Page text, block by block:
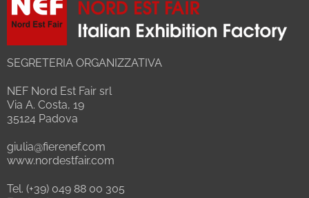
SEGRETERIA ORGANIZZATIVA
NEF Nord Est Fair srl
Via A. Costa, 19
35124 Padova
giulia@fierenef.com
www.nordestfair.com
Tel. (+39) 049 88 00 305